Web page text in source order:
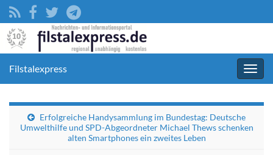
Filstalexpress
Erfolgreiche Handysammlung im Bundestag: Deutsche
Umwelthilfe und SPD-Abgeordneter Michael Thews schenken
alten Smartphones ein zweites Leben